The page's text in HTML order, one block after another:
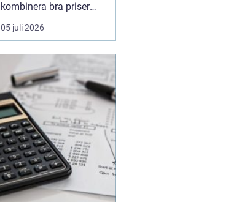
kombinera bra priser
med trygghet och
enkelhet, oavsett om du
eller på en mindre ort i
inlandet. De långa
avstånden i norra
Sverige har tidigare gjort
gulda...
05 juli 2026